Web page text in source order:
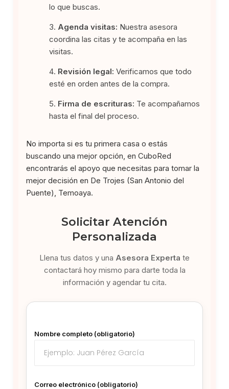
lo que buscas.
Agenda visitas: Nuestra asesora
coordina las citas y te acompaña en las
visitas.
Revisión legal: Verificamos que todo
esté en orden antes de la compra.
Firma de escrituras: Te acompañamos
hasta el final del proceso.
No importa si es tu primera casa o estás
buscando una mejor opción, en CuboRed
encontrarás el apoyo que necesitas para tomar la
mejor decisión en De Trojes (San Antonio del
Puente), Temoaya.
Solicitar Atención
Personalizada
Llena tus datos y una Asesora Experta te
contactará hoy mismo para darte toda la
información y agendar tu cita.
Nombre completo (obligatorio)
Correo electrónico (obligatorio)